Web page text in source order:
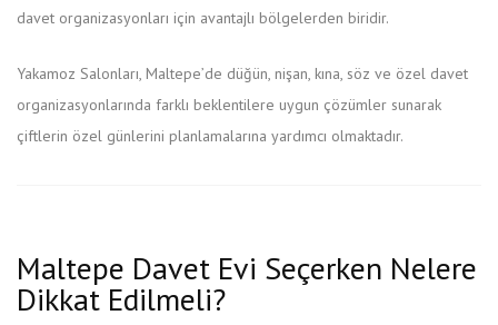
davet organizasyonları için avantajlı bölgelerden biridir.
Yakamoz Salonları, Maltepe’de düğün, nişan, kına, söz ve özel davet
organizasyonlarında farklı beklentilere uygun çözümler sunarak
çiftlerin özel günlerini planlamalarına yardımcı olmaktadır.
Maltepe Davet Evi Seçerken Nelere
Dikkat Edilmeli?